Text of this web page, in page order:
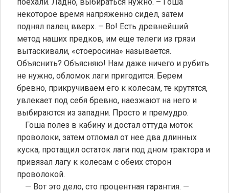
некоторое время напряженно сидел, затем
поднял палец вверх. – Во! Есть древнейший
метод наших предков, им еще телеги из грязи
вытаскивали, «стоеросина» называется.
Объяснить? Объясняю! Нам даже ничего и рубить
не нужно, обломок лаги пригодится. Берем
бревно, прикручиваем его к колесам, те крутятся,
увлекает под себя бревно, наезжают на него и
выбираются из западни. Просто и премудро.
Гоша полез в кабину и достал оттуда моток
проволоки, затем отломал от нее два длинных
куска, протащил остаток лаги под дном трактора и
привязал лагу к колесам с обеих сторон
проволокой.
— Вот это дело, сто процентная гарантия. —